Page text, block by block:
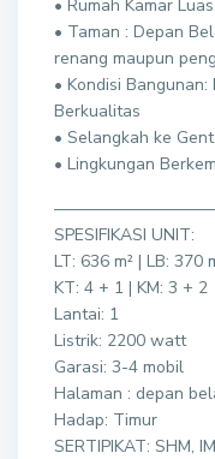
• Rumah Kamar
• Taman : Depan
renang maupun
• Kondisi
Berkualitas
• Selangkah ke
• Lingkungan
SPESIFIKASI UNIT:
LT: 636 m² | LB: 370
KT: 4 + 1 | KM: 3 + 2
Lantai: 1
Listrik: 2200 watt
Garasi: 3-4 mobil
Halaman : depan
Hadap: Timur
SERTIPIKAT: SHM,